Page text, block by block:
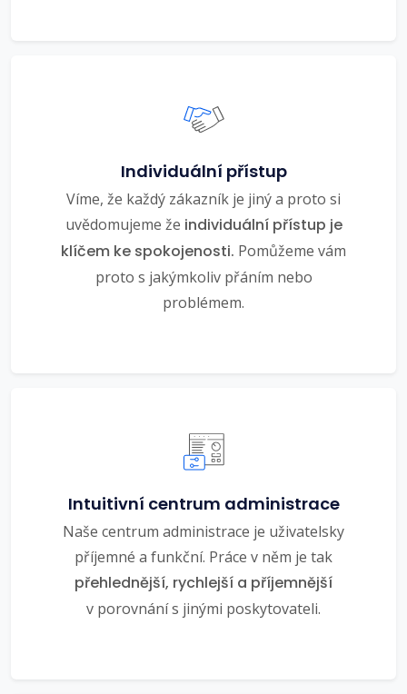
Individuální přístup
Víme, že každý zákazník je jiný a proto si
uvědomujeme že individuální přístup je
klíčem ke spokojenosti. Pomůžeme vám
proto s jakýmkoliv přáním nebo
problémem.
Intuitivní centrum administrace
Naše centrum administrace je uživatelsky
příjemné a funkční. Práce v něm je tak
přehlednější, rychlejší a příjemnější
v porovnání s jinými poskytovateli.